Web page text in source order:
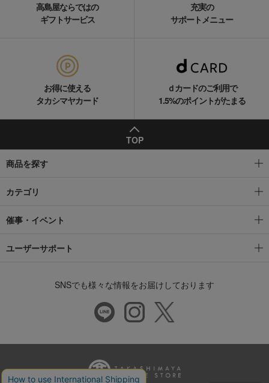
高島屋ならではの
ギフトサービス
充実の
サポートメニュー
お得に使える
タカシマヤカード
ｄカードのご利用で
1.5%のポイントがたまる
TOP
商品を探す
カテゴリ
催事・イベント
ユーザーサポート
SNSでも様々な情報をお届けしております